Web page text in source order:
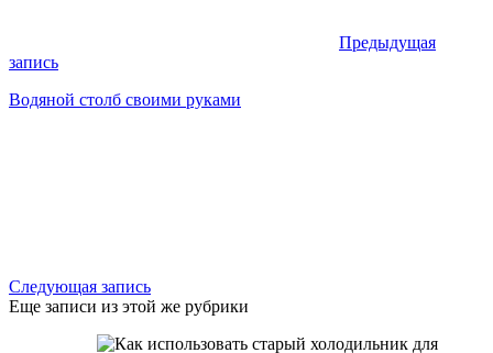
Предыдущая
запись
Водяной столб своими руками
Следующая запись
Еще записи из этой же рубрики